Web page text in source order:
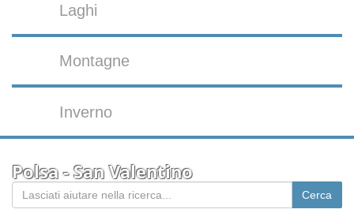
Laghi
Montagne
Inverno
Polsa - San Valentino